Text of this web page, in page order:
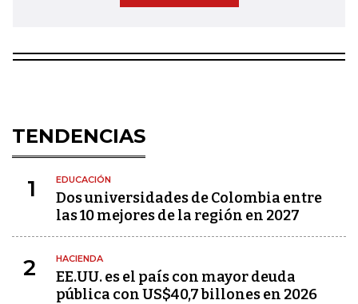
TENDENCIAS
1 EDUCACIÓN
Dos universidades de Colombia entre
las 10 mejores de la región en 2027
2 HACIENDA
EE.UU. es el país con mayor deuda
pública con US$40,7 billones en 2026